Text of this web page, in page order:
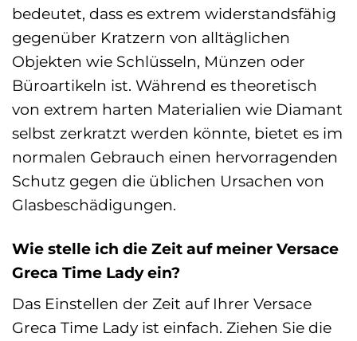
bedeutet, dass es extrem widerstandsfähig
gegenüber Kratzern von alltäglichen
Objekten wie Schlüsseln, Münzen oder
Büroartikeln ist. Während es theoretisch
von extrem harten Materialien wie Diamant
selbst zerkratzt werden könnte, bietet es im
normalen Gebrauch einen hervorragenden
Schutz gegen die üblichen Ursachen von
Glasbeschädigungen.
Wie stelle ich die Zeit auf meiner Versace
Greca Time Lady ein?
Das Einstellen der Zeit auf Ihrer Versace
Greca Time Lady ist einfach. Ziehen Sie die